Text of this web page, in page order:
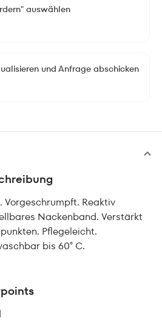
auswählen
und Anfrage abschicken
Vorgeschrumpft. Reaktiv
Nackenband. Verstärkt
Pflegeleicht.
bis 60° C.